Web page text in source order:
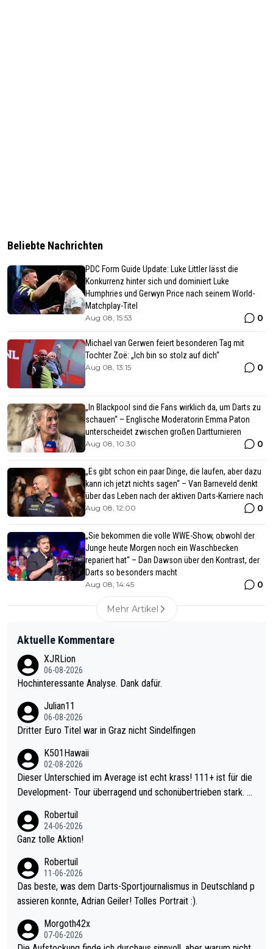
Beliebte Nachrichten
PDC Form Guide Update: Luke Littler lässt die
Konkurrenz hinter sich und dominiert Luke
Humphries und Gerwyn Price nach seinem World-
Matchplay-Titel
Aug 08, 15:53 0
Michael van Gerwen feiert besonderen Tag mit
Tochter Zoë: „Ich bin so stolz auf dich“
Aug 08, 13:15 0
„In Blackpool sind die Fans wirklich da, um Darts zu
schauen“ – Englische Moderatorin Emma Paton
unterscheidet zwischen großen Dartturnieren
Aug 08, 10:30 0
„Es gibt schon ein paar Dinge, die laufen, aber dazu
kann ich jetzt nichts sagen“ – Van Barneveld denkt
über das Leben nach der aktiven Darts-Karriere nach
Aug 08, 12:00 0
„Sie bekommen die volle WWE-Show, obwohl der
Junge heute Morgen noch ein Waschbecken
repariert hat“ – Dan Dawson über den Kontrast, der
Darts so besonders macht
Aug 08, 14:45 0
Mehr Artikel
Aktuelle Kommentare
XJRLion
06-08-2026
Hochinteressante Analyse. Dank dafür.
Julian11
06-08-2026
Dritter Euro Titel war in Graz nicht Sindelfingen
K501Hawaii
02-08-2026
Dieser Unterschied im Average ist echt krass! 111+ ist für die
Development- Tour überragend und schonübertrieben stark. U
mal 40+ erst recht. Da gewinnst keinen Blumentopf - ist ja noc
h krasser wie ein Pokalspiel eines Kreisligisten vs einem Bund
Robertuil
24-06-2026
Ganz tolle Aktion!
Robertuil
11-06-2026
Das beste, was dem Darts-Sportjournalismus in Deutschland p
assieren konnte, Adrian Geiler! Tolles Portrait :).
Morgoth42x
07-06-2026